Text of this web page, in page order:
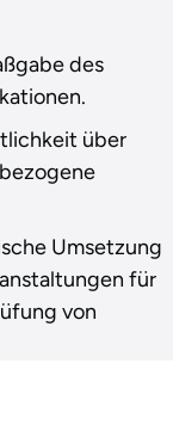
des
über
Umsetzung
für
von